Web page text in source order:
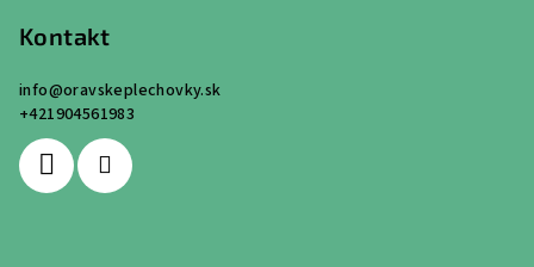
Kontakt
info@oravskeplechovky.sk
+421904561983